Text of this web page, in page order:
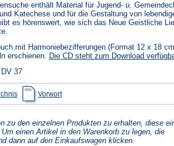
enthält Material für Jugend- u.
Katechese und für die Gestaltung von
es hörenswert, wie sich das Neue Geistliche
mit Harmoniebezifferungen (Format 12 x 18
erschienen. Die CD steht zum Download
37
(Öffnet
in
einem
Tab)
Vorwortin
einem
Tab)
zu den einzelnen Produkten zu erhalten, diese
einen Artikel in den Warenkorb zu legen, die
dann auf den Einkaufswagen klicken.